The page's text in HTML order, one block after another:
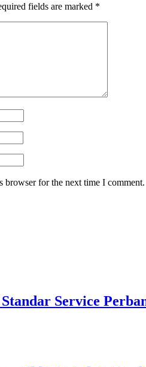
fields are marked *
browser for the next time I comment.
Service